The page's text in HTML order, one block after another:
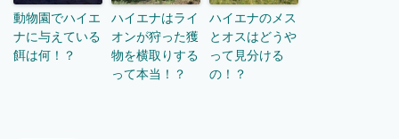
動物園でハイエ
ナに与えている
餌は何！？
ハイエナはライ
オンが狩った獲
物を横取りする
って本当！？
ハイエナのメス
とオスはどうや
って見分ける
の！？